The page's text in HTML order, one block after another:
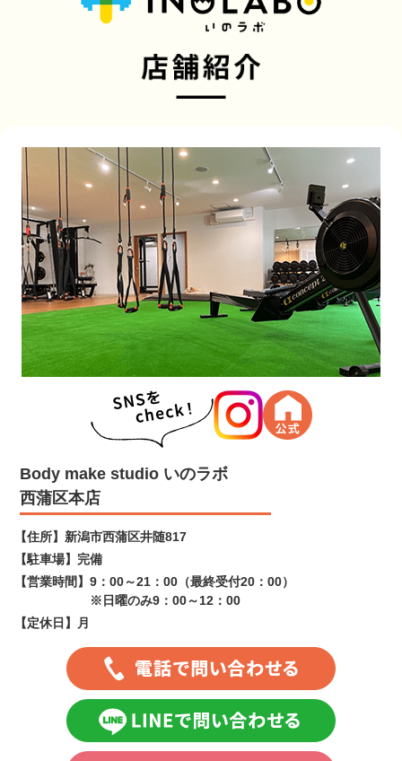
Body make studio いのラボ
西蒲区本店
【住所】 新潟市西蒲区井随817
【駐車場】 完備
【営業時間】 9：00～21：00（最終受付20：00）
※日曜のみ9：00～12：00
【定休日】
月